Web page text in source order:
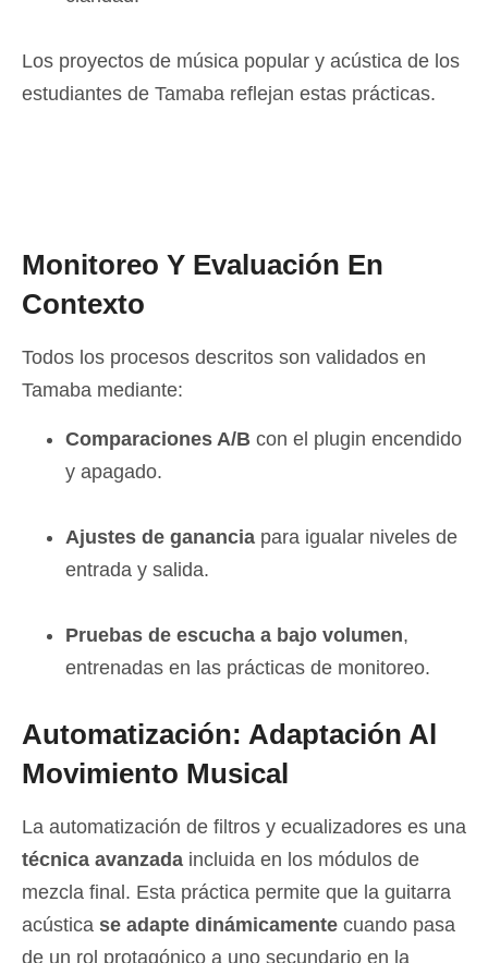
Los proyectos de música popular y acústica de los
estudiantes de Tamaba reflejan estas prácticas.
Monitoreo Y Evaluación En
Contexto
Todos los procesos descritos son validados en
Tamaba mediante:
Comparaciones A/B con el plugin encendido
y apagado.
Ajustes de ganancia para igualar niveles de
entrada y salida.
Pruebas de escucha a bajo volumen,
entrenadas en las prácticas de monitoreo.
Automatización: Adaptación Al
Movimiento Musical
La automatización de filtros y ecualizadores es una
técnica avanzada incluida en los módulos de
mezcla final. Esta práctica permite que la guitarra
acústica se adapte dinámicamente cuando pasa
de un rol protagónico a uno secundario en la